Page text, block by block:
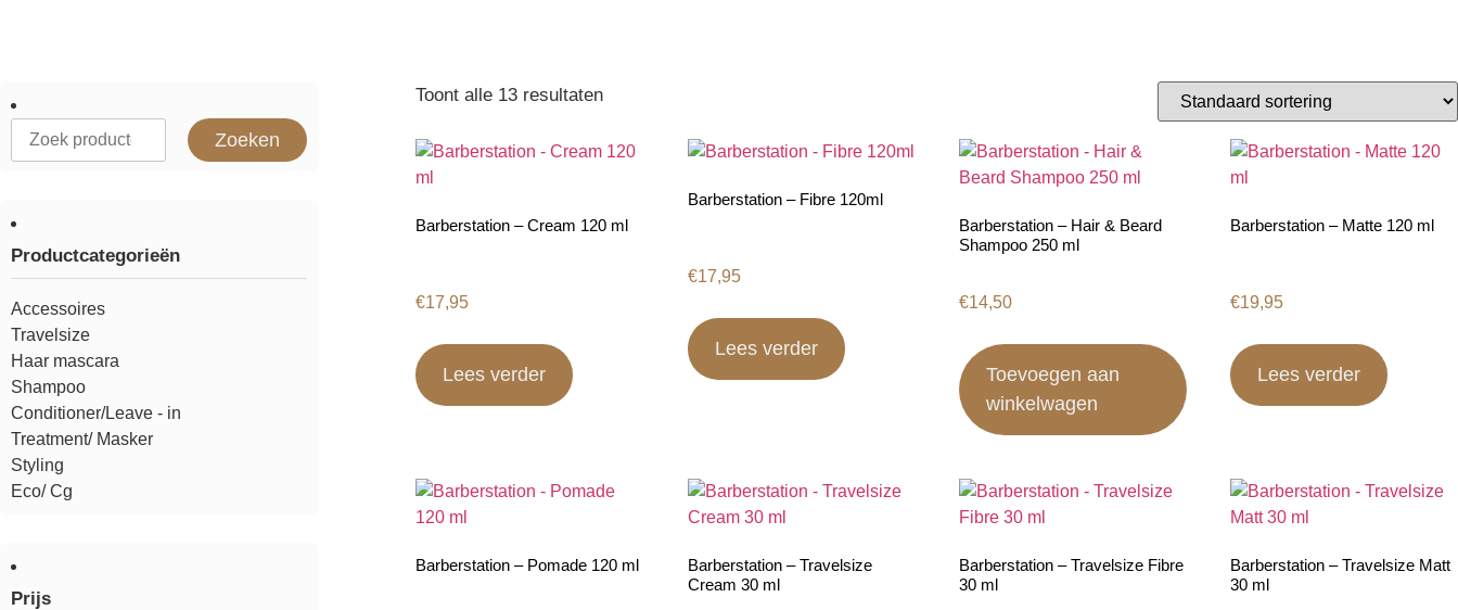
Zoeken
Productcategorieën
Accessoires
Travelsize
Haar mascara
Shampoo
Conditioner/Leave - in
Treatment/ Masker
Styling
Eco/ Cg
Prijs
Toont alle 13 resultaten
Barberstation – Cream 120 ml
€17,95
Lees verder
Barberstation – Fibre 120ml
€17,95
Lees verder
Barberstation – Hair & Beard
Shampoo 250 ml
€14,50
Toevoegen aan
winkelwagen
Barberstation – Matte 120 ml
€19,95
Lees verder
Barberstation – Pomade 120 ml
Barberstation – Travelsize
Cream 30 ml
Barberstation – Travelsize Fibre
30 ml
Barberstation – Travelsize Matt
30 ml